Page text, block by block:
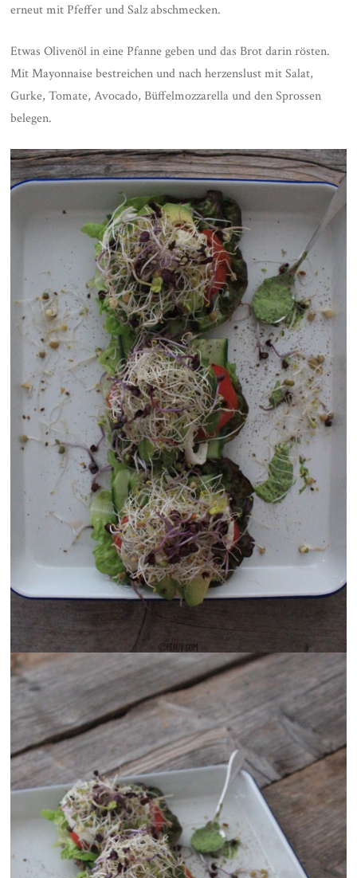
erneut mit Pfeffer und Salz abschmecken.
Etwas Olivenöl in eine Pfanne geben und das Brot darin rösten.
Mit Mayonnaise bestreichen und nach herzenslust mit Salat,
Gurke, Tomate, Avocado, Büffelmozzarella und den Sprossen
belegen.